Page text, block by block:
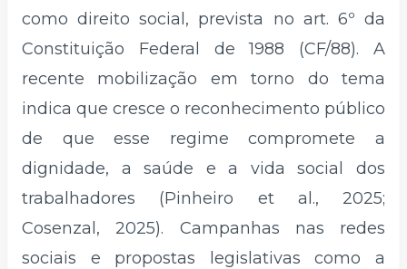
como direito social, prevista no art. 6º da
Constituição Federal de 1988 (CF/88). A
recente mobilização em torno do tema
indica que cresce o reconhecimento público
de que esse regime compromete a
dignidade, a saúde e a vida social dos
trabalhadores (Pinheiro et al., 2025;
Cosenzal, 2025). Campanhas nas redes
sociais e propostas legislativas como a